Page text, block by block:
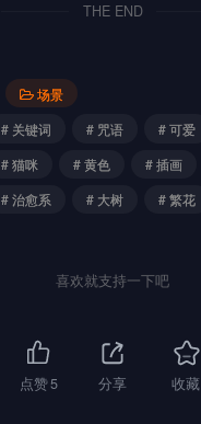
THE END
场景
# 关键词 # 咒语 # 可爱
# 猫咪 # 黄色 # 插画
# 治愈系 # 大树 # 繁花
喜欢就支持一下吧
点赞5 分享 收藏